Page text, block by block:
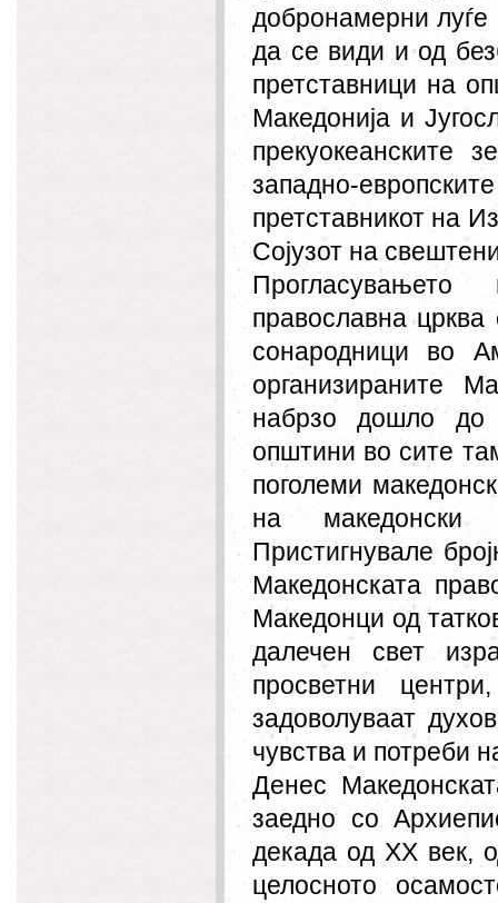
добронамерни
да се види и од
претставници на
Македонија и
прекуокеанските
западно-
претставникот на
Сојузот на
православна
сонародници во
организираните
набрзо дошло до
општини во сите
поголеми
на македонски
Пристигнувале
Македонската
Македонци од
далечен свет
просветни
задоволуваат
чувства и потреби
Денес
заедно со
декада од XX век,
целосното